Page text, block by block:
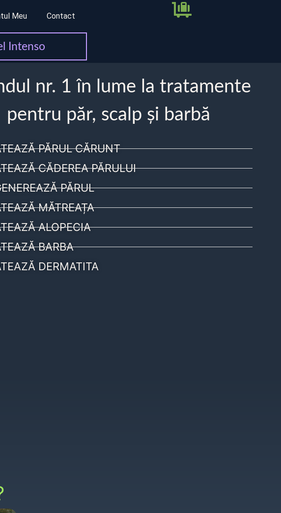
Meu Contact
Intenso
nr. 1 în lume la tratamente
pentru păr, scalp și barbă
PĂRUL CĂRUNT
CĂDEREA PĂRULUI
PĂRUL
MĂTREAȚA
ALOPECIA
BARBA
DERMATITA